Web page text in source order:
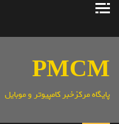
پرش
PMCM
پایگاه مرکزخبر کامپیوتر و موبایل